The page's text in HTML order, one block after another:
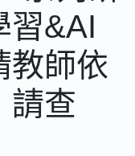
習&AI
教師依
請查